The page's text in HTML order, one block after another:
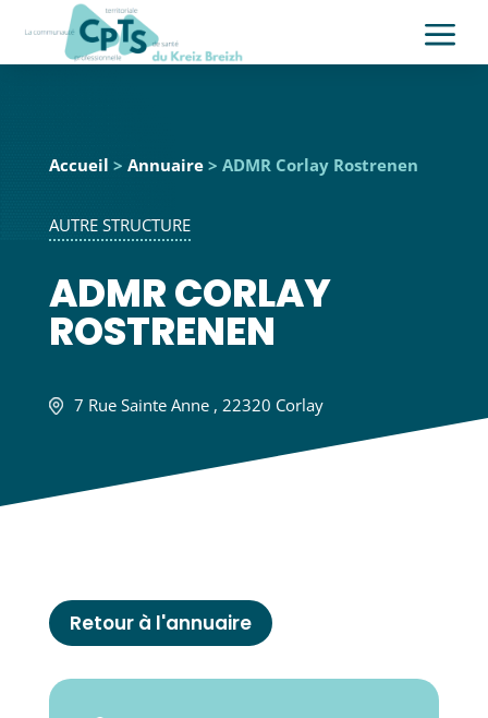
a
Accueil > Annuaire> ADMR Corlay Rostrenen
AUTRE STRUCTURE
ADMR CORLAY
ROSTRENEN
7 Rue Sainte Anne , 22320 Corlay
Retour à l'annuaire